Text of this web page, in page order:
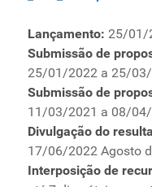
Lançamento: 25/01/
Submissão de
25/01/2022 a 25/
Submissão de
11/03/2021 a 08/
Divulgação do
17/06/2022 Agosto
Interposição de